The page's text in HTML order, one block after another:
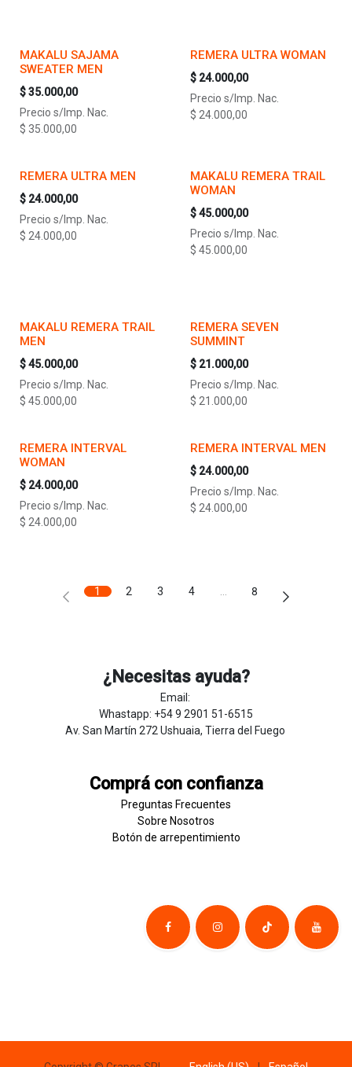
MAKALU SAJAMA
SWEATER MEN
$35.000,00
Precio s/Imp. Nac.
$ 35.000,00
REMERA ULTRA WOMAN
$ 24.000,00
Precio s/Imp. Nac.
$ 24.000,00
REMERA ULTRA MEN
$ 24.000,00
Precio s/Imp. Nac.
$ 24.000,00
MAKALU REMERA TRAIL
WOMAN
$45.000,00
Precio s/Imp. Nac.
$ 45.000,00
MAKALU REMERA TRAIL
MEN
$45.000,00
Precio s/Imp. Nac.
$ 45.000,00
REMERA SEVEN
SUMMINT
$ 21.000,00
Precio s/Imp. Nac.
$ 21.000,00
REMERA INTERVAL
WOMAN
$ 24.000,00
Precio s/Imp. Nac.
$ 24.000,00
REMERA INTERVAL MEN
$ 24.000,00
Precio s/Imp. Nac.
$ 24.000,00
1 2 3 4 8
¿Necesitas ayuda?
Email:
Whastapp: +54 9 2901 51-6515
Av. San Martín 272 Ushuaia, Tierra del Fuego
Comprá con confianza
Preguntas Frecuentes
Sobre Nosotros
Botón de ​arrepentim​​​iento